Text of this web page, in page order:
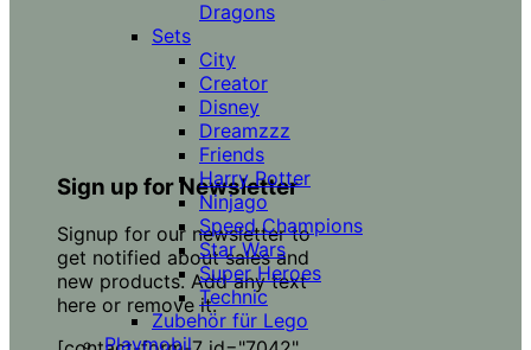
Sign up for Newsletter
Signup for our newsletter to
get notified about sales and
new products. Add any text
here or remove it.
Dragons
Sets
City
Creator
Disney
Dreamzzz
Friends
Harry Potter
Ninjago
Speed Champions
Star Wars
Super Heroes
Technic
Zubehör für Lego
Playmobil